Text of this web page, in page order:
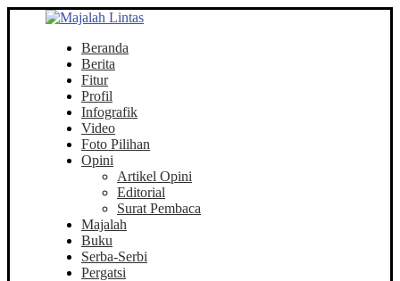
Beranda
Berita
Fitur
Profil
Infografik
Video
Foto Pilihan
Opini
Artikel Opini
Editorial
Surat Pembaca
Majalah
Buku
Serba-Serbi
Pergatsi